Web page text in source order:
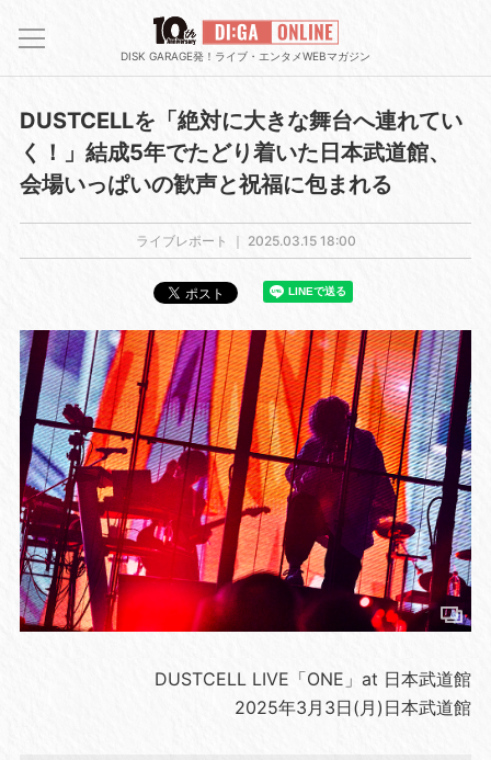
DISK GARAGE発！ライブ・エンタメWEBマガジン
DUSTCELLを「絶対に大きな舞台へ連れてい
く！」結成5年でたどり着いた日本武道館、
会場いっぱいの歓声と祝福に包まれる
ライブレポート ｜ 2025.03.15 18:00
DUSTCELL LIVE「ONE」at 日本武道館
2025年3月3日(月)日本武道館